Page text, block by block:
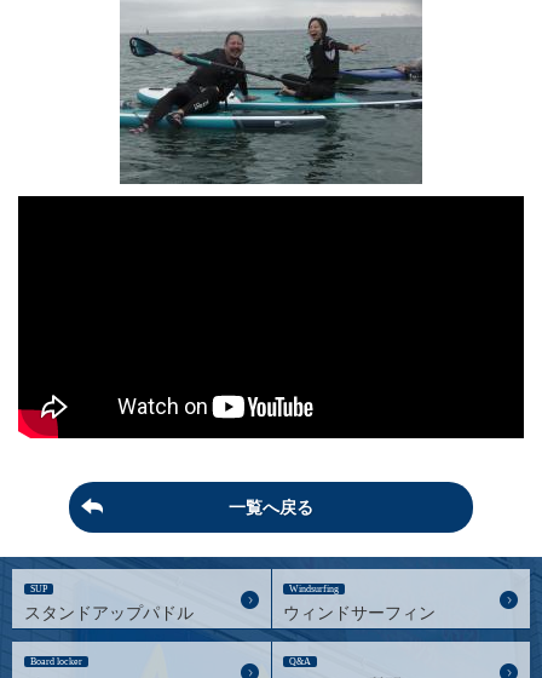
一覧へ戻る
SUP
スタンドアップパドル
Windsurfing
ウィンドサーフィン
Board locker Q&A